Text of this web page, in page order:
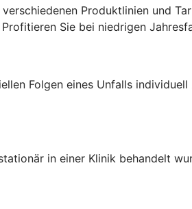
Produktlinien und
Sie bei niedrigen
Folgen eines Unfalls
in einer Klinik behandelt